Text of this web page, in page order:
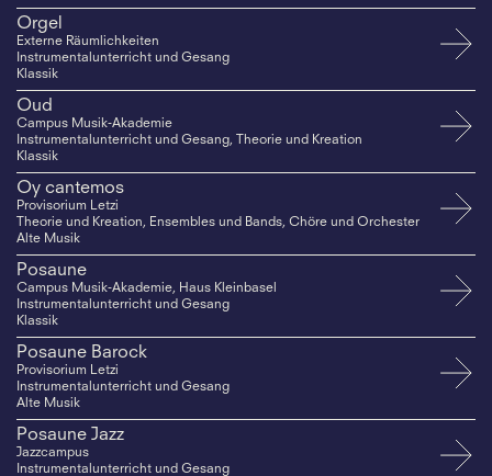
Orgel
Externe Räumlichkeiten
Instrumentalunterricht und Gesang
Klassik
Oud
Campus Musik-Akademie
Instrumentalunterricht und Gesang, Theorie und Kreation
Klassik
Oy cantemos
Provisorium Letzi
Theorie und Kreation, Ensembles und Bands, Chöre und Orchester
Alte Musik
Posaune
Campus Musik-Akademie, Haus Kleinbasel
Instrumentalunterricht und Gesang
Klassik
Posaune Barock
Provisorium Letzi
Instrumentalunterricht und Gesang
Alte Musik
Posaune Jazz
Jazzcampus
Instrumentalunterricht und Gesang